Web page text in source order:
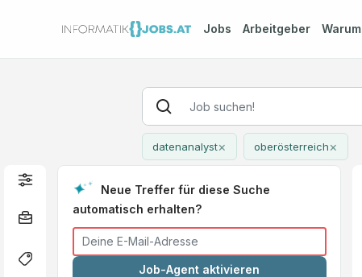
Jobs Arbeitgeber Warum
datenanalyst× oberösterreich×
Neue Treffer für diese Suche
automatisch erhalten?
Job-Agent aktivieren